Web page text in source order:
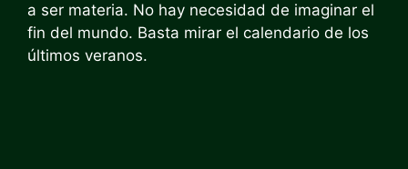
a ser materia. No hay necesidad de imaginar el
fin del mundo. Basta mirar el calendario de los
últimos veranos.